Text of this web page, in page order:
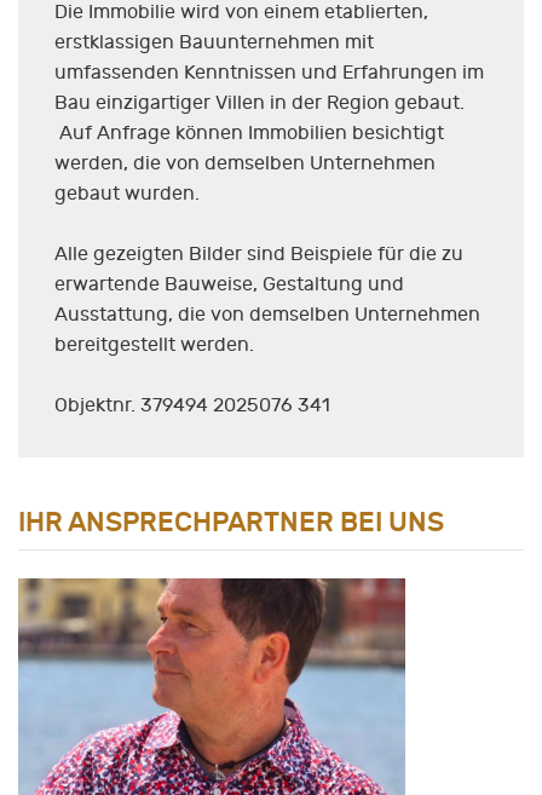
Die Immobilie wird von einem etablierten,
erstklassigen Bauunternehmen mit
umfassenden Kenntnissen und Erfahrungen im
Bau einzigartiger Villen in der Region gebaut.
Auf Anfrage können Immobilien besichtigt
werden, die von demselben Unternehmen
gebaut wurden.
Alle gezeigten Bilder sind Beispiele für die zu
erwartende Bauweise, Gestaltung und
Ausstattung, die von demselben Unternehmen
bereitgestellt werden.
Objektnr. 379494 2025076 341
IHR ANSPRECHPARTNER BEI UNS